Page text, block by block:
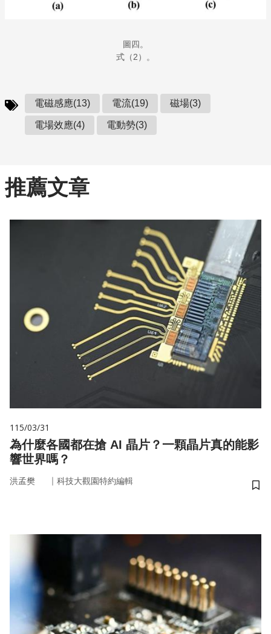
圖四。
式（2）。
電磁感應(13) 電流(19) 磁場(3)
電場效應(4) 電動勢(3)
推薦文章
115/03/31
為什麼各國都在搶 AI 晶片？一顆晶片真的能影
響世界嗎？
洪孟樊 ｜ 科技大觀園特約編輯
儲